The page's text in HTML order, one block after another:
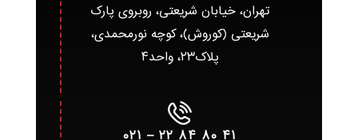
تهران، خیابان شریعتی، روبروی پارک
شریعتی (کوروش)، کوچه نورمحمدی،
پلاک۲۳، واحد۴